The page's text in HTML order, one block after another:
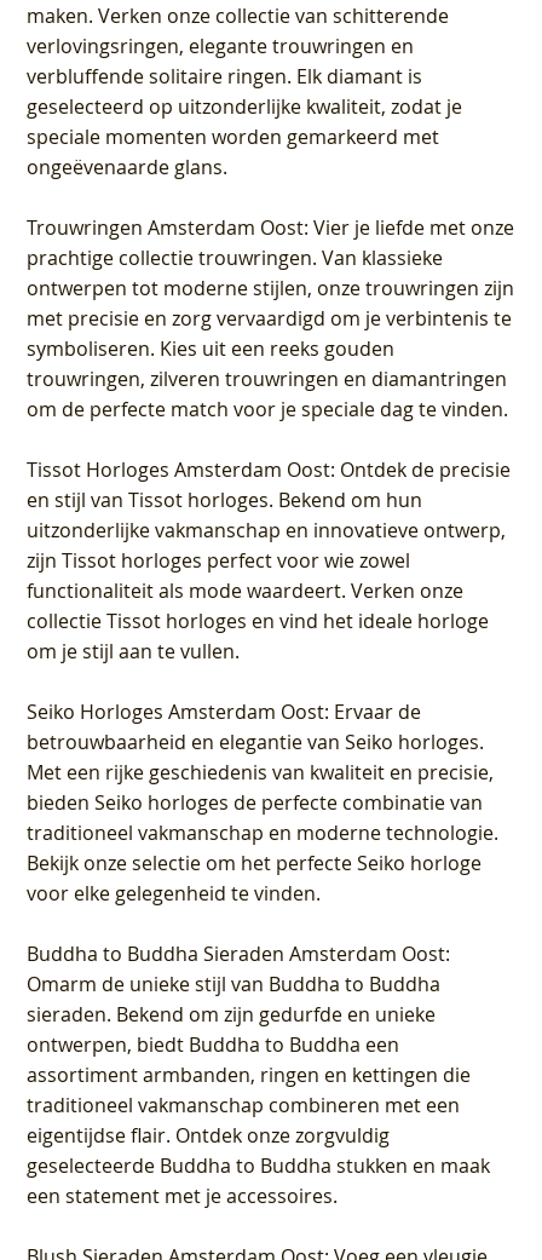
maken. Verken onze collectie van schitterende
verlovingsringen, elegante trouwringen en
verbluffende solitaire ringen. Elk diamant is
geselecteerd op uitzonderlijke kwaliteit, zodat je
speciale momenten worden gemarkeerd met
ongeëvenaarde glans.
Trouwringen Amsterdam Oost: Vier je liefde met onze
prachtige collectie trouwringen. Van klassieke
ontwerpen tot moderne stijlen, onze trouwringen zijn
met precisie en zorg vervaardigd om je verbintenis te
symboliseren. Kies uit een reeks gouden
trouwringen, zilveren trouwringen en diamantringen
om de perfecte match voor je speciale dag te vinden.
Tissot Horloges Amsterdam Oost: Ontdek de precisie
en stijl van Tissot horloges. Bekend om hun
uitzonderlijke vakmanschap en innovatieve ontwerp,
zijn Tissot horloges perfect voor wie zowel
functionaliteit als mode waardeert. Verken onze
collectie Tissot horloges en vind het ideale horloge
om je stijl aan te vullen.
Seiko Horloges Amsterdam Oost: Ervaar de
betrouwbaarheid en elegantie van Seiko horloges.
Met een rijke geschiedenis van kwaliteit en precisie,
bieden Seiko horloges de perfecte combinatie van
traditioneel vakmanschap en moderne technologie.
Bekijk onze selectie om het perfecte Seiko horloge
voor elke gelegenheid te vinden.
Buddha to Buddha Sieraden Amsterdam Oost:
Omarm de unieke stijl van Buddha to Buddha
sieraden. Bekend om zijn gedurfde en unieke
ontwerpen, biedt Buddha to Buddha een
assortiment armbanden, ringen en kettingen die
traditioneel vakmanschap combineren met een
eigentijdse flair. Ontdek onze zorgvuldig
geselecteerde Buddha to Buddha stukken en maak
een statement met je accessoires.